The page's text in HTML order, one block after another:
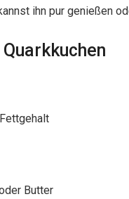
ihn pur genießen
Butter